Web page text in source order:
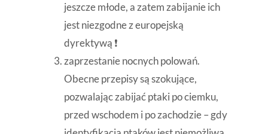
jeszcze młode, a zatem zabijanie ich
jest niezgodne z europejską
dyrektywą ❗
zaprzestanie nocnych polowań.
Obecne przepisy są szokujące,
pozwalając zabijać ptaki po ciemku,
przed wschodem i po zachodzie – gdy